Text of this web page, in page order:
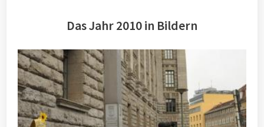
Das Jahr 2010 in Bildern